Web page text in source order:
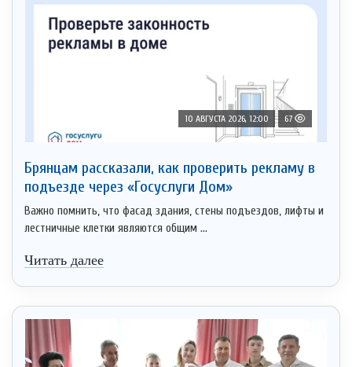
10 АВГУСТА 2026, 12:00 67
Брянцам рассказали, как проверить рекламу в
подъезде через «Госуслуги Дом»
Важно помнить, что фасад здания, стены подъездов, лифты и
лестничные клетки являются общим ...
Читать далее